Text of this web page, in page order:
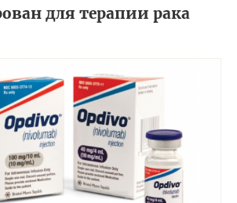
для терапии рака